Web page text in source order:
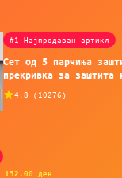
#1 Најпродаван артикл
Сет од 5 парчиња
прекривка за
додатоци за заштита
батерија, за мобилни
4.8 ( 10276)
152.00 ден